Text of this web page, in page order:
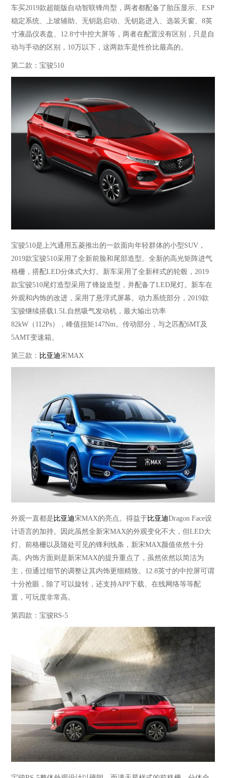
车买2019款超能版自动智联锋尚型，两者都配备了胎压显示、ESP
稳定系统、上坡辅助、无钥匙启动、无钥匙进入、选装天窗、8英
寸液晶仪表盘、12.8寸中控大屏等，两者在配置没有区别，只是自
动与手动的区别，10万以下，这两款车是性价比最高的。
第二款：宝骏510
宝骏510是上汽通用五菱推出的一款面向年轻群体的小型SUV，
2019款宝骏510采用了全新前脸和尾部造型。全新的高光矩阵进气
格栅，搭配LED分体式大灯。新车采用了全新样式的轮毂，2019
款宝骏510尾灯造型采用了锋旋造型，并配备了LED尾灯。新车在
外观和内饰的改进，采用了悬浮式屏幕。动力系统部分，2019款
宝骏继续搭载1.5L自然吸气发动机，最大输出功率
82kW（112Ps），峰值扭矩147Nm。传动部分，与之匹配6MT及
5AMT变速箱。
第三款： 比亚迪宋MAX
外观一直都是 比亚迪宋MAX的亮点。得益于比亚迪Dragon Face设
计语言的加持。因此虽然全新宋MAX的外观变化不大，但LED大
灯、前格栅以及随处可见的锋利线条，新宋MAX颜值依然十分
高。内饰方面则是新宋MAX的提升重点了，虽然依然以简洁为
主，但通过细节的调整让其内饰更细精致。12.8英寸的中控屏可谓
十分抢眼，除了可以旋转，还支持APP下载、在线网络等等配
置，可玩度非常高。
第四款：宝骏RS-5